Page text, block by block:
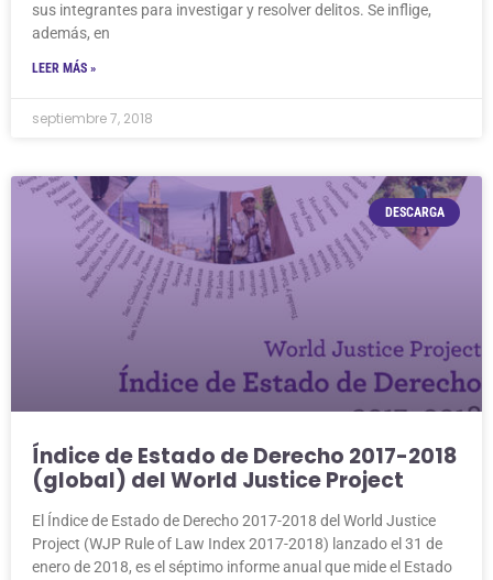
sus integrantes para investigar y resolver delitos. Se inflige,
además, en
LEER MÁS »
septiembre 7, 2018
DESCARGA
Índice de Estado de Derecho 2017-2018
(global) del World Justice Project
El Índice de Estado de Derecho 2017-2018 del World Justice
Project (WJP Rule of Law Index 2017-2018) lanzado el 31 de
enero de 2018, es el séptimo informe anual que mide el Estado